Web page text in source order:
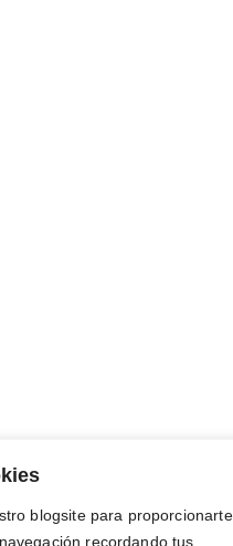
blogsite para proporcionarte
recordando tus